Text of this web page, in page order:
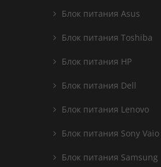
Блок питания Asus
Блок питания Toshiba
Блок питания HP
Блок питания Dell
Блок питания Lenovo
Блок питания Sony Vaio
Блок питания Samsung